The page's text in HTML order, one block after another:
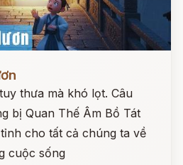
thưa mà khó lọt. Câu
bị Quan Thế Âm Bồ Tát
cho tất cả chúng ta về
cuộc sống